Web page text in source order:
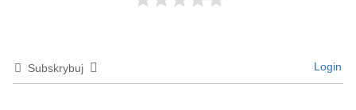
Subskrybuj Login